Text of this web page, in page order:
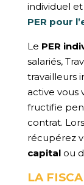
individuel et
PER pour
Le PER
salariés,
travailleurs
active vous
fructifie
contrat.
récupérez
capitalou
LA